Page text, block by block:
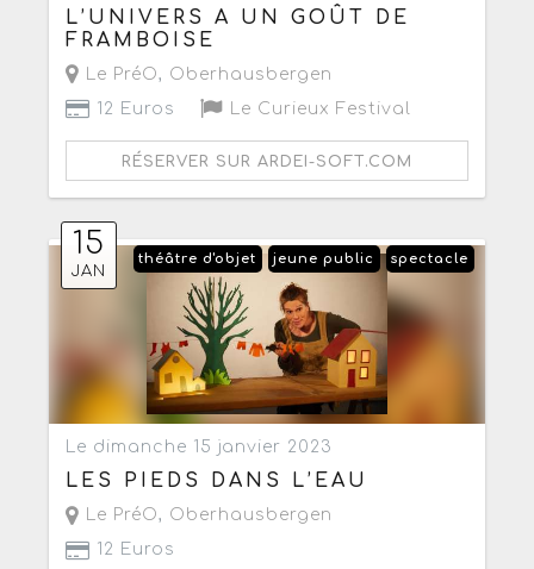
L’UNIVERS A UN GOÛT DE
FRAMBOISE
Le PréO, Oberhausbergen
12 Euros
Le Curieux Festival
RÉSERVER SUR ARDEI-SOFT.COM
15
JAN
spectacle
jeune public
théâtre d'objet
Le dimanche 15 janvier 2023
LES PIEDS DANS L’EAU
Le PréO, Oberhausbergen
12 Euros